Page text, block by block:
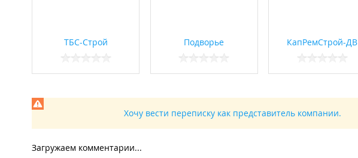
ТБС-Строй Подворье КапРемСтрой-ДВ
Хочу вести переписку как представитель компании.
Загружаем комментарии...